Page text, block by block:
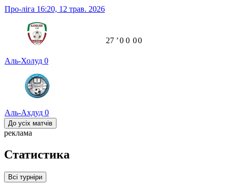
Про-ліга 16:20, 12 трав. 2026
Аль-Холуд 0
Аль-Ахдуд 0
27 ʼ0 0 00
До усіх матчів
реклама
Статистика
Всі турніри